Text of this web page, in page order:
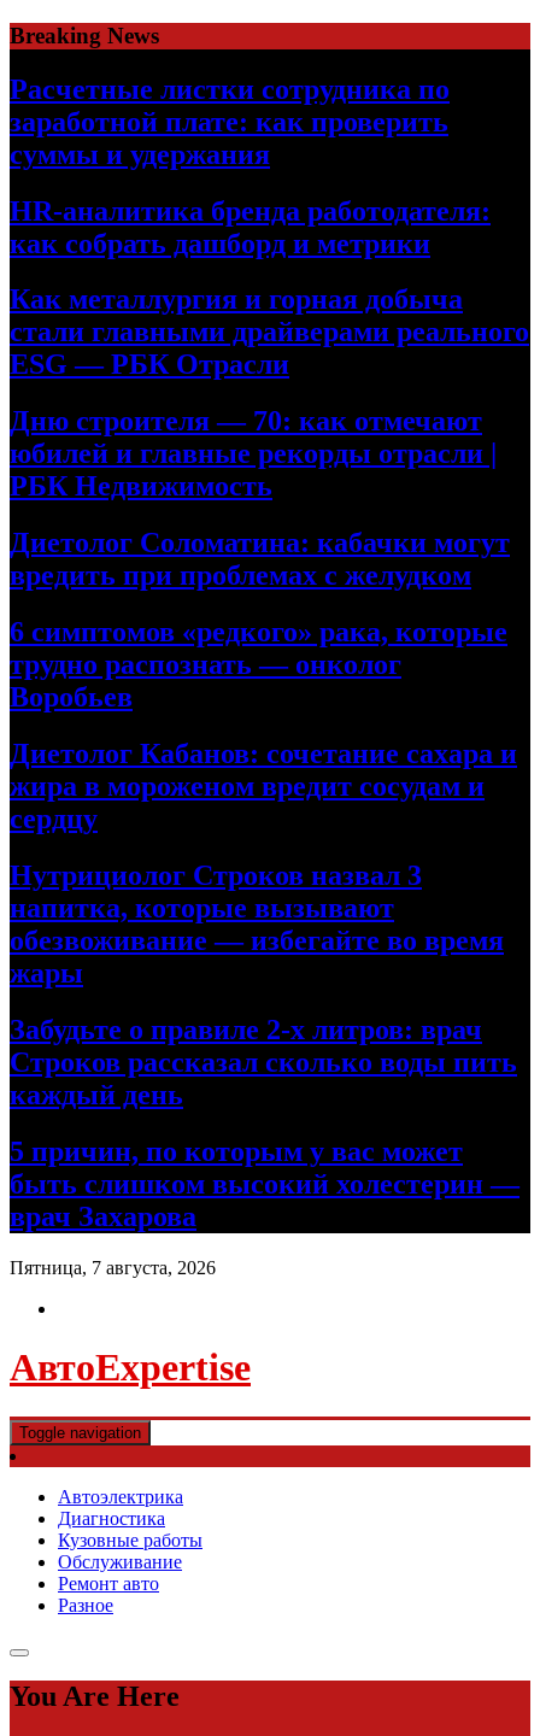
Skip
to
content
Breaking News
Расчетные листки сотрудника по
заработной плате: как проверить
суммы и удержания
HR-аналитика бренда работодателя:
как собрать дашборд и метрики
Как металлургия и горная добыча
стали главными драйверами реального
ESG — РБК Отрасли
Дню строителя — 70: как отмечают
юбилей и главные рекорды отрасли |
РБК Недвижимость
Диетолог Соломатина: кабачки могут
вредить при проблемах с желудком
6 симптомов «редкого» рака, которые
трудно распознать — онколог
Воробьев
Диетолог Кабанов: сочетание сахара и
жира в мороженом вредит сосудам и
сердцу
Нутрициолог Строков назвал 3
напитка, которые вызывают
обезвоживание — избегайте во время
жары
Забудьте о правиле 2-х литров: врач
Строков рассказал сколько воды пить
каждый день
5 причин, по которым у вас может
быть слишком высокий холестерин —
врач Захарова
Пятница, 7 августа, 2026
АвтоExpertise
Toggle navigation
Автоэлектрика
Диагностика
Кузовные работы
Обслуживание
Ремонт авто
Разное
You Are Here